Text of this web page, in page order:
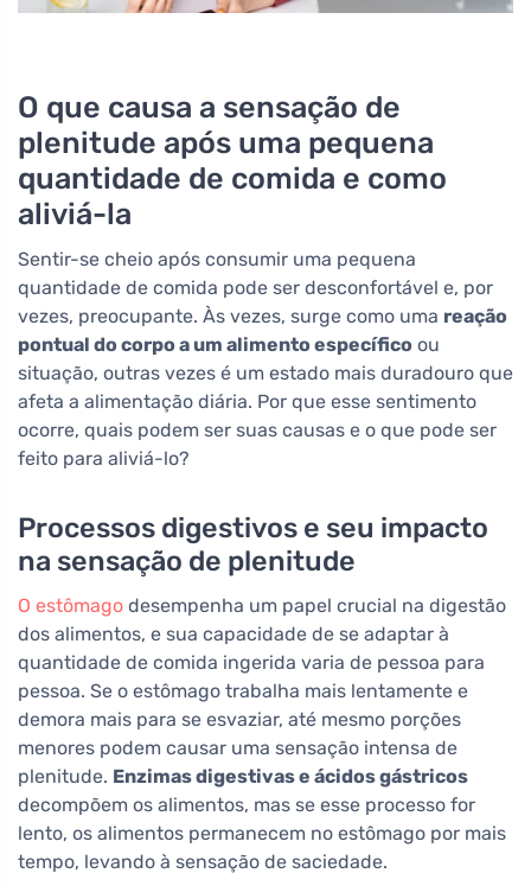
O que causa a sensação de
plenitude após uma pequena
quantidade de comida e como
aliviá-la
Sentir-se cheio após consumir uma pequena
quantidade de comida pode ser desconfortável e, por
vezes, preocupante. Às vezes, surge como uma reação
pontual do corpo a um alimento específico ou
situação, outras vezes é um estado mais duradouro que
afeta a alimentação diária. Por que esse sentimento
ocorre, quais podem ser suas causas e o que pode ser
feito para aliviá-lo?
Processos digestivos e seu impacto
na sensação de plenitude
O estômago desempenha um papel crucial na digestão
dos alimentos, e sua capacidade de se adaptar à
quantidade de comida ingerida varia de pessoa para
pessoa. Se o estômago trabalha mais lentamente e
demora mais para se esvaziar, até mesmo porções
menores podem causar uma sensação intensa de
plenitude. Enzimas digestivas e ácidos gástricos
decompõem os alimentos, mas se esse processo for
lento, os alimentos permanecem no estômago por mais
tempo, levando à sensação de saciedade.